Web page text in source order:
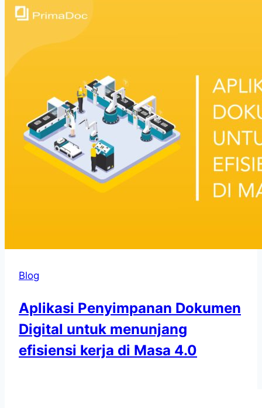
Blog
Aplikasi Penyimpanan Dokumen
Digital untuk menunjang
efisiensi kerja di Masa 4.0